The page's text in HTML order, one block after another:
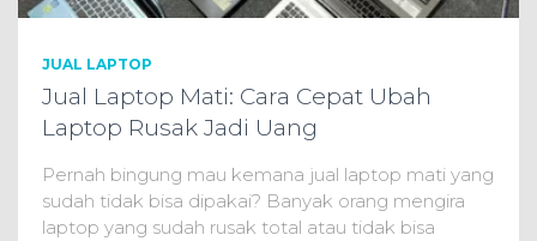
JUAL LAPTOP
Jual Laptop Mati: Cara Cepat Ubah
Laptop Rusak Jadi Uang
Pernah bingung mau kemana jual laptop mati yang
sudah tidak bisa dipakai? Banyak orang mengira
laptop yang sudah rusak total atau tidak bisa